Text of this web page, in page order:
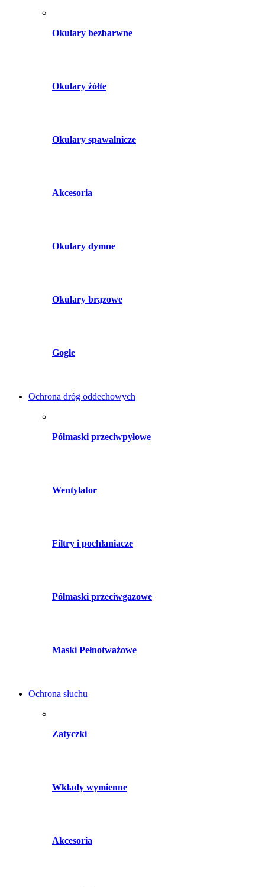
Okulary bezbarwne
Okulary żółte
Okulary spawalnicze
Akcesoria
Okulary dymne
Okulary brązowe
Gogle
Ochrona dróg oddechowych
Półmaski przeciwpyłowe
Wentylator
Filtry i pochłaniacze
Półmaski przeciwgazowe
Maski Pełnotważowe
Ochrona słuchu
Zatyczki
Wkłady wymienne
Akcesoria